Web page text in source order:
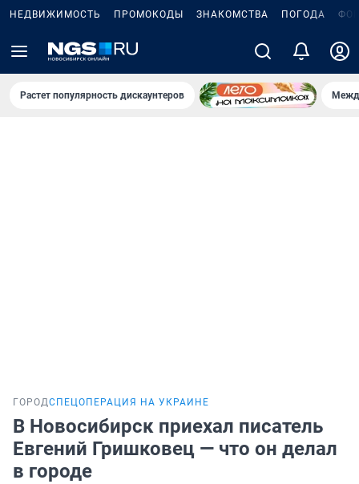
НЕДВИЖИМОСТЬ ПРОМОКОДЫ ЗНАКОМСТВА ПОГОДА
Растет популярность дискаунтеров
ГОРОДСПЕЦОПЕРАЦИЯ НА УКРАИНЕ
В Новосибирск приехал писатель
Евгений Гришковец — что он делал
в городе